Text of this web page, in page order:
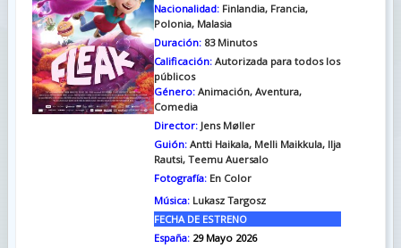
Nacionalidad:Finlandia, Francia,
Polonia, Malasia
Duración:83 Minutos
Calificación:Autorizada para todos los
públicos
Género:Animación, Aventura,
Comedia
Director:Jens Møller
Guión:Antti Haikala, Melli Maikkula, Ilja
Rautsi, Teemu Auersalo
Fotografía:En Color
Música:Lukasz Targosz
FECHA DE ESTRENO
España:29 Mayo 2026